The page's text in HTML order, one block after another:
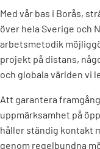
Med vår bas i Borås,
över hela Sverige och
arbetsmetodik
projekt på distans,
och globala världen vi
Att garantera
uppmärksamhet på
håller ständig kontakt
genom regelbundna